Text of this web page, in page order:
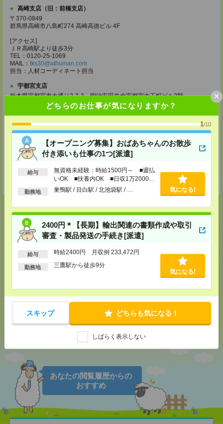
どちらのお仕事が気になりますか？
1/10
【オープニング募集】おばあちゃんのお散歩
付き添いも仕事の1つ[派遣]
給与
無資格未経験：時給1500円～ ■週払
いOK ■扶養内OK ■日収1万2000円
以上
勤務地 巣鴨駅 / 目白駅 / 北池袋駅 / … 気になる!
2400円＊【長期】輸出関連の書類作成や取引
審査・製品発送の手続き[派遣]
給与 時給2400円 月収例 233,472円
勤務地
三鷹駅から徒歩9分
気になる!
スキップ どちらも気になる！
しばらく表示しない
×
高崎支店（旧：前橋支店）
〒370-0849
群馬県高崎市八島町274 高崎高徳ビル 4F
[アクセス]
ＪＲ高崎駅より徒歩3分
TEL：0120-25-1069
MAIL： tks30@athuman.com
担当：人材コーディネート担当
宇都宮支店
栃木県宇都宮市大通り2-2-3 明治安田生命宇都宮大工町ビル2階
〔アクセス〕宇都宮駅より徒歩11分
TEL：0120-25-1069
担当：人材コーディネート担当
茨城支店
茨城県水戸市城南1-2-43 NKCビル 305号
〔アクセス〕水戸駅より徒歩5分
TEL：0120-25-1069
MAIL：hit30@athuman.com
担当：人材コーディネート担当
応募ページへ
気になる！
で送る LINEで送る
ツイート
あなたの閲覧履歴からの
おすすめ